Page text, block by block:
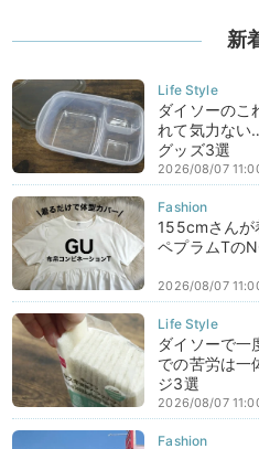
新
ダイソーのこ
れて気力ない
グッズ3選
2026/08/07
155cmさん
ペプラムTの
2026/08/07
ダイソーで一
での苦労は一
ジ3選
2026/08/07